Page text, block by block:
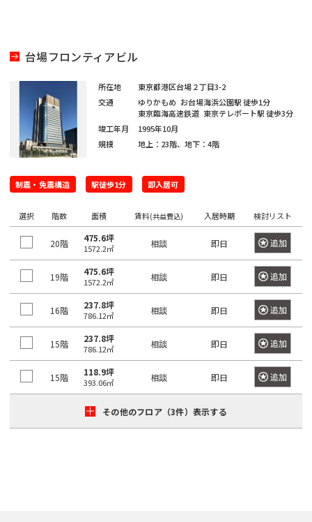
だ
に
選
択
で
き
駅
は
最
大
100
件
す。
京京
し
て
い。
度
選
択
で
き
エ
ア
は
最
大
件
大
手
日
大
手
〇
日
橋
台場フロンティアビル
所在地
東京都港区台場２丁目3-2
交通
ゆりかもめ お台場海浜公園駅徒歩1分
東京臨海高速鉄道 東京テレポート駅徒歩3分
竣工年月
1995年10月
規模
地上：23階、地下：4階
制震・免震構造 駅徒歩1分 即入居可
選択 階数 面積 賃料(共益費込) 入居時期 検討リスト
20階 475.6坪
1572.2㎡ 相談 即日 追加
19階 475.6坪
1572.2㎡ 相談 即日 追加
16階 237.8坪
786.12㎡ 相談 即日 追加
15階 237.8坪
786.12㎡ 相談 即日 追加
15階 118.9坪
393.06㎡ 相談 即日 追加
その他のフロア（3件）表示する